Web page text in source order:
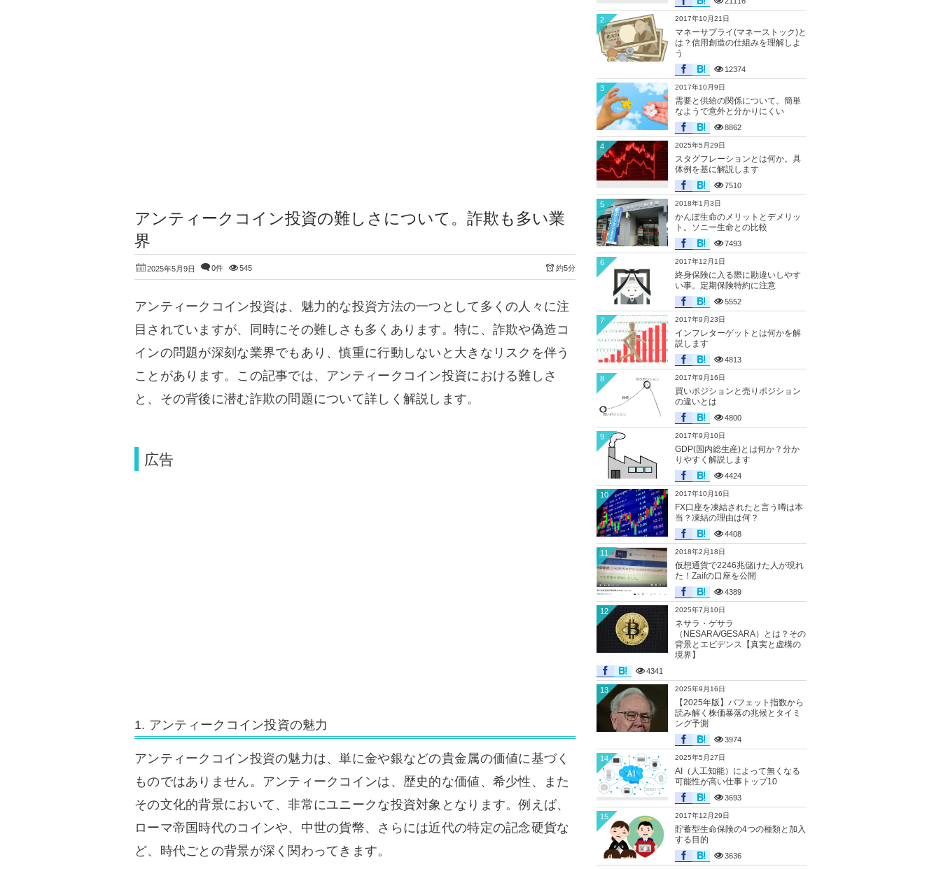
アンティークコイン投資の難しさについて。詐欺も多い業
界
2025年5月9日 0件 545 約5分
アンティークコイン投資は、魅力的な投資方法の一つとして多くの人々に注
目されていますが、同時にその難しさも多くあります。特に、詐欺や偽造コ
インの問題が深刻な業界でもあり、慎重に行動しないと大きなリスクを伴う
ことがあります。この記事では、アンティークコイン投資における難しさ
と、その背後に潜む詐欺の問題について詳しく解説します。
広告
1. アンティークコイン投資の魅力
アンティークコイン投資の魅力は、単に金や銀などの貴金属の価値に基づく
ものではありません。アンティークコインは、歴史的な価値、希少性、また
その文化的背景において、非常にユニークな投資対象となります。例えば、
ローマ帝国時代のコインや、中世の貨幣、さらには近代の特定の記念硬貨な
ど、時代ごとの背景が深く関わってきます。
2017年10月21日
マネーサプライ(マネーストック)と
は？信用創造の仕組みを理解しよ
う
12374
2
2017年10月9日
需要と供給の関係について。簡単
なようで意外と分かりにくい
8862
3
2025年5月29日
スタグフレーションとは何か。具
体例を基に解説します
7510
4
2018年1月3日
かんぽ生命のメリットとデメリッ
ト。ソニー生命との比較
7493
5
2017年12月1日
終身保険に入る際に勘違いしやす
い事。定期保険特約に注意
5552
6
2017年9月23日
インフレターゲットとは何かを解
説します
4813
7
2017年9月16日
買いポジションと売りポジション
の違いとは
4800
8
2017年9月10日
GDP(国内総生産)とは何か？分か
りやすく解説します
4424
9
2017年10月16日
FX口座を凍結されたと言う噂は本
当？凍結の理由は何？
4408
10
2018年2月18日
仮想通貨で2246兆儲けた人が現れ
た！Zaifの口座を公開
4389
11
2025年7月10日
ネサラ・ゲサラ
（NESARA/GESARA）とは？その
背景とエビデンス【真実と虚構の
境界】
4341
12
2025年9月16日
【2025年版】バフェット指数から
読み解く株価暴落の兆候とタイミ
ング予測
3974
13
2025年5月27日
AI（人工知能）によって無くなる
可能性が高い仕事トップ10
3693
14
2017年12月29日
貯蓄型生命保険の4つの種類と加入
する目的
3636
15